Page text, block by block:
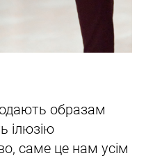
образам
ілюзію
саме це нам усім